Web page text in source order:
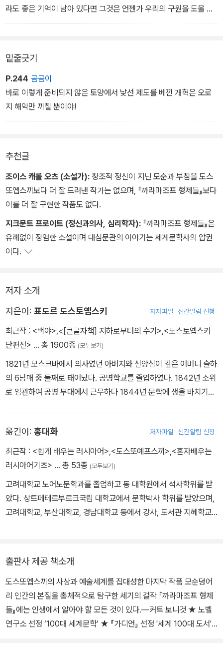
라도 좋은 기억이 남아 있다면 그것은 언젠가 우리의 구원을 도울 겁
니다.
밑줄긋기
P.244 곰곰이
바로 이렇게 준비되지 않은 토양에서 낯선 제도를 베낀 개혁은 오로
지 해악만 끼칠 뿐이야!
추천글
조이스 캐롤 오츠 (소설가): 창조적 정신이 지닌 모순과 부침을 도스
또옙스끼보다 더 잘 드러낸 작가는 없으며, 『까라마조프 형제들』보다
이를 더 잘 구현한 작품도 없다.
지크문트 프로이트 (정신과의사, 심리학자): 『까라마조프 형제들』은
유례없이 장엄한 소설이며 대심문관의 이야기는 세계문학사의 압권
이다.
저자 소개
지은이: 표도르 도스토옙스키 저자파일 신간알림 신청
최근작 : <백야> <[큰글자책] 지하로부터의 수기> <도스토옙스키
단편선> … 총 1900종 (모두보기)
1821년 모스크바에서 의사였던 아버지와 신앙심이 깊은 어머니 슬하
의 6남매 중 둘째로 태어났다. 공병학교를 졸업하였다. 1842년 소위
로 임관하여 공병 부대에서 근무하다 1844년 문학에 생을 바치기로
수단이 작품을 쓰는 일이었다. 1849년 4월 23일 페트라솁스키 금요
모임사건으로 체포되어 사형선고를 받는다. 사형집행 직전 황제의 사
면으로 죽음을 면하고 시베리아에서 강제노역한다. 1854년 1월 강
로 퇴역하고 트베리에서 거주하다 1859년 12월 페테르부르크로 이
주한다. 1857년부터 불행한 결혼생활을 함께했던 아내 마리야 이사
예바가 1864년 4월 폐병으로 사망한다. 그해 6월 친형이자 동업자
사》와 《죄와 벌》을 완성하고 이듬해 1867년 2월 속기사와 두 번째
러 도시를 떠돌며 《백치》, 《영원한 남편》, 《악령》 등을 쓴다. 해외에
서 거주하는 동안 세 아이가 태어난다. 작가가 46세일 때 태어난 첫
달 소피야는 태어난 지 석 달 만에 사망한다. 작가에게 삶의 행복이 무
엇인지를 알게 해준 안나 스니트키나는 작가의 마지막 날까지 든든한
옮긴이: 홍대화 저자파일 신간알림 신청
최근작 : <쉽게 배우는 러시아어> <도스또예프스끼> <혼자배우는
러시아어기초> … 총 53종 (모두보기)
고려대학교 노어노문학과를 졸업하고 동 대학원에서 석사학위를 받
았다. 상트페테르부르크국립 대학교에서 문학박사 학위를 받았으며,
고려대학교, 부산대학교, 경남대학교 등에서 강사, 도서관 지혜학교
다수 발표했고, 현재 러시아 작가들의 종교성 연구에 관심을 기울이
고 있다. 옮긴 책으로 《죄와 벌》, 《거장과 마르가리따》, 《우리 시대의
영웅》, 《까라마조프 형제들》, 《사람은 무엇으로 사는가》, 《닥터 지바
고》등이 있다.
출판사 제공 책소개
도스또옙스끼의 사상과 예술세계를 집대성한 마지막 작품 모순덩어
리 인간의 본질을 총체적으로 탐구한 세기의 걸작 『까라마조프 형제
들』에는 인생에서 알아야 할 모든 것이 있다.―커트 보니것 ★ 노벨
연구소 선정 ‘100대 세계문학’ ★ 『가디언』 선정 '세계 100대 도서'